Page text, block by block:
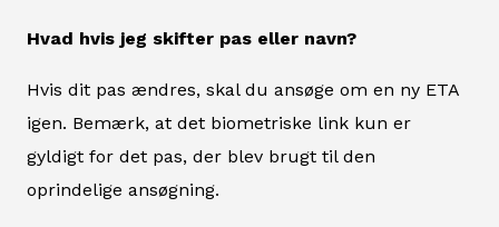
Hvad hvis jeg skifter pas eller navn?
Hvis dit pas ændres, skal du ansøge om en ny ETA
igen. Bemærk, at det biometriske link kun er
gyldigt for det pas, der blev brugt til den
oprindelige ansøgning.